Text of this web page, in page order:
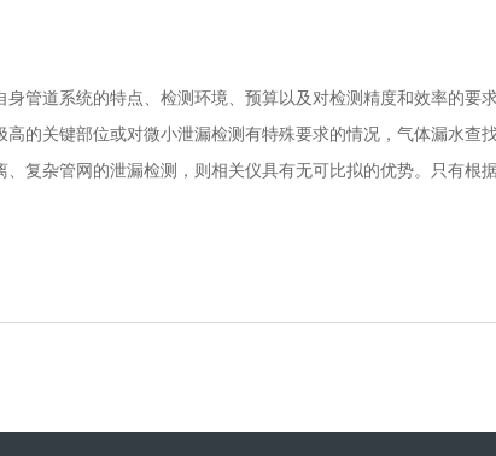
身管道系统的特点、检测环境、预算以及对检测精度和效率的要
的关键部位或对微小泄漏检测有特殊要求的情况，气体漏水查
、复杂管网的泄漏检测，则相关仪具有无可比拟的优势。只有根